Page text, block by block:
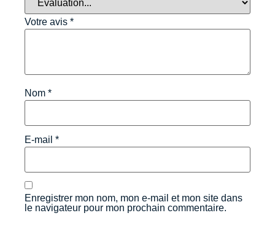
Votre avis *
Nom *
E-mail *
Enregistrer mon nom, mon e-mail et mon site dans
le navigateur pour mon prochain commentaire.